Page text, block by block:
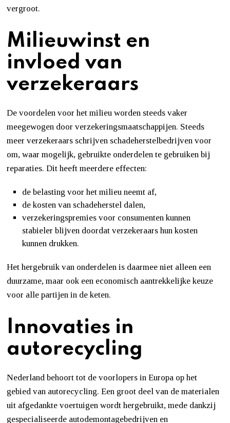
vergroot.
Milieuwinst en
invloed van
verzekeraars
De voordelen voor het milieu worden steeds vaker
meegewogen door verzekeringsmaatschappijen. Steeds
meer verzekeraars schrijven schadeherstelbedrijven voor
om, waar mogelijk, gebruikte onderdelen te gebruiken bij
reparaties. Dit heeft meerdere effecten:
de belasting voor het milieu neemt af,
de kosten van schadeherstel dalen,
verzekeringspremies voor consumenten kunnen
stabieler blijven doordat verzekeraars hun kosten
kunnen drukken.
Het hergebruik van onderdelen is daarmee niet alleen een
duurzame, maar ook een economisch aantrekkelijke keuze
voor alle partijen in de keten.
Innovaties in
autorecycling
Nederland behoort tot de voorlopers in Europa op het
gebied van autorecycling. Een groot deel van de materialen
uit afgedankte voertuigen wordt hergebruikt, mede dankzij
gespecialiseerde autodemontagebedrijven en